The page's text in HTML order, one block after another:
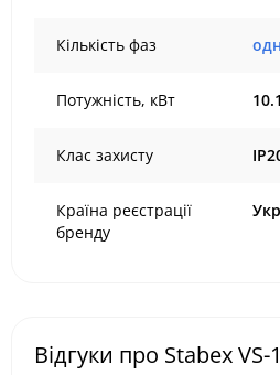
Кількість фаз
Потужність, кВт
Клас захисту
Країна реєстрації
бренду
Відгуки про Stabex VS-